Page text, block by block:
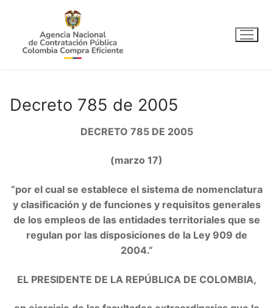
contenido
Decreto 785 de 2005
DECRETO 785 DE 2005
(marzo 17)
“por el cual se establece el sistema de nomenclatura
y clasificación y de funciones y requisitos generales
de los empleos de las entidades territoriales que se
regulan por las disposiciones de la Ley 909 de
2004.”
EL PRESIDENTE DE LA REPÚBLICA DE COLOMBIA,